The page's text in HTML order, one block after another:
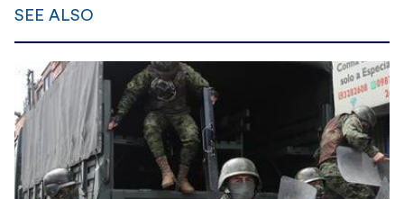
@CNE_StaElena ·
#EcuadorDebate 🇪🇨 | Registro de visualizaciones:
#Elecciones2021Ec: 6.5 millones
#Elecciones2023Ec : 5’886.166 (17 debates para
prefecturas y 21 para alcaldías)
✅#EleccionesAnticipadas2023Ec: 9’082.568 en la
SEE ALSO